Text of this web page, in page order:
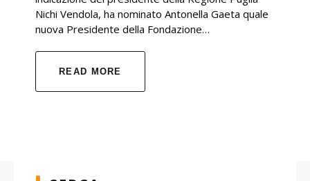
Nichi Vendola, ha nominato Antonella Gaeta quale
nuova Presidente della Fondazione…
READ MORE